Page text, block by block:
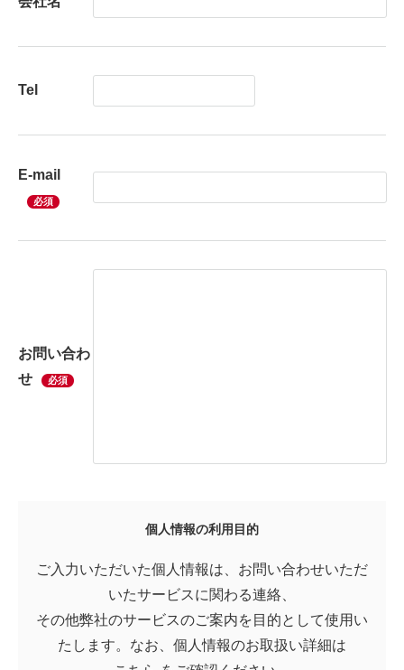
Tel
E-mail
必須
お問い合わ
せ
必須
個人情報の利用目的
ご入力いただいた個人情報は、お問い合わせいただ
いたサービスに関わる連絡、
その他弊社のサービスのご案内を目的として使用い
たします。なお、個人情報のお取扱い詳細は